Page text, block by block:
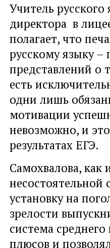
Учитель
директора в
полагает, что
русскому языку –
представлений о
есть
одни лишь
мотивации
невозможно, и
результатах ЕГЭ.
Самохвалова, как
несостоятельной
установку на
зрелости
система
плюсов и